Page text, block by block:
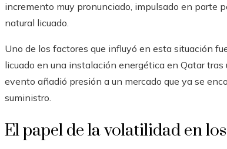
incremento muy pronunciado, impulsado en parte
natural licuado.
Uno de los factores que influyó en esta situación
licuado en una instalación energética en Qatar
evento añadió presión a un mercado que ya se
suministro.
El papel de la volatilidad en